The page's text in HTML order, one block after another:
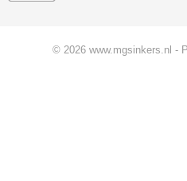
© 2026 www.mgsinkers.nl -